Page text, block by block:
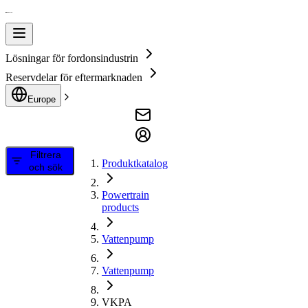
Lösningar för fordonsindustrin
Reservdelar för eftermarknaden
Europe
Filtrera
och sök
Produktkatalog
Powertrain
products
Vattenpump
Vattenpump
VKPA